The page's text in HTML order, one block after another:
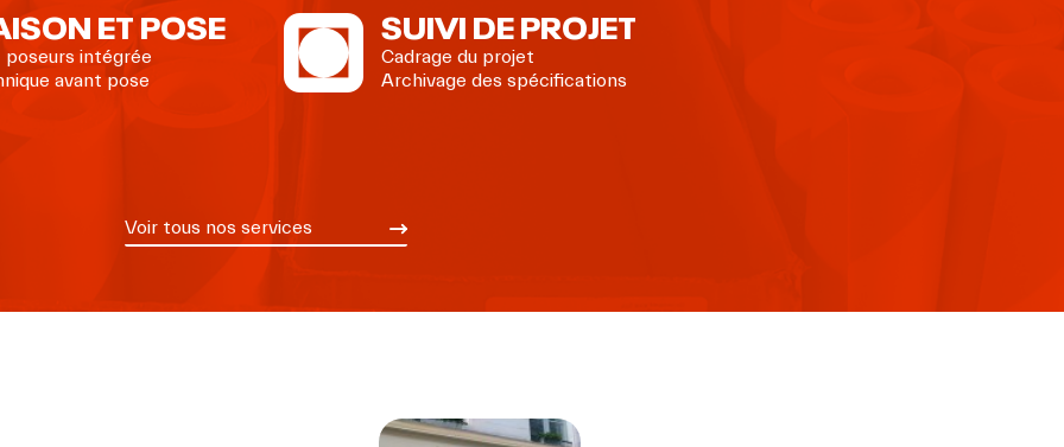
ET POSE
poseurs intégrée
avant pose
SUIVI DE PROJET
Cadrage du projet
Archivage des spécifications
Voir tous nos services